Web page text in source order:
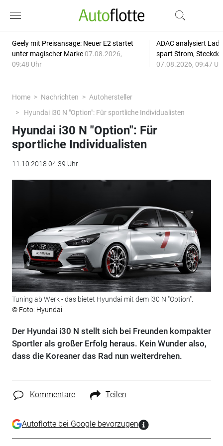
Geely mit Preisansage: Neuer E2 startet
unter magischer Marke 07.08.2026,
09:48 Uhr
ADAC analysiert
spart Strom,
07.08.2026, 09:47
Home Nachrichten
Autohersteller
Hyundai i30 N "Option": Für sportliche Individualisten
Hyundai i30 N "Option": Für
sportliche Individualisten
11.10.2018 04:39 Uhr
Tuning ab Werk - das bietet Hyundai mit dem i30 N "Option".
© Foto: Hyundai
Der Hyundai i30 N stellt sich bei Freunden kompakter
Sportler als großer Erfolg heraus. Kein Wunder also,
dass die Koreaner das Rad nun weiterdrehen.
Kommentare Teilen
Autoflotte bei Google bevorzugen